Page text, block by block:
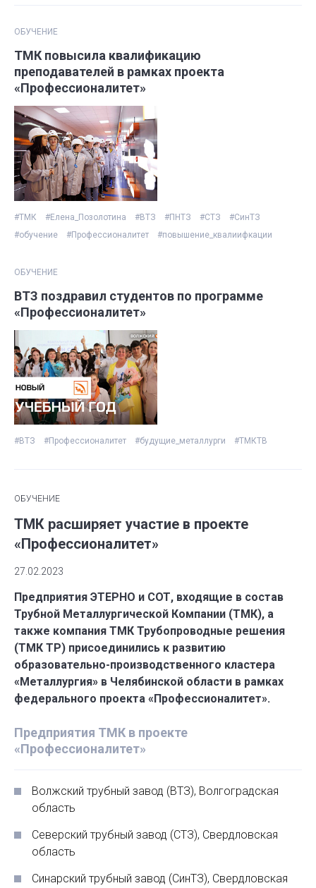
ОБУЧЕНИЕ
ТМК повысила квалификацию
преподавателей в рамках проекта
«Профессионалитет»
#ТМК #Елена_Позолотина #ВТЗ #ПНТЗ #СТЗ
#СинТЗ
#обучение
#Профессионалитет #повышение_квалиифкации
ОБУЧЕНИЕ
ВТЗ поздравил студентов по программе
«Профессионалитет»
#ВТЗ #Профессионалитет #будущие_металлурги #ТМКТВ
ОБУЧЕНИЕ
ТМК расширяет участие в проекте
«Профессионалитет»
27.02.2023
Предприятия ЭТЕРНО и СОТ, входящие в состав
Трубной Металлургической Компании (ТМК), а
также компания ТМК Трубопроводные решения
(ТМК ТР) присоединились к развитию
образовательно-производственного кластера
«Металлургия» в Челябинской области в рамках
федерального проекта «Профессионалитет».
Предприятия ТМК в проекте
«Профессионалитет»
Волжский трубный завод (ВТЗ), Волгоградская
область
Северский трубный завод (СТЗ), Свердловская
область
Синарский трубный завод (СинТЗ), Свердловская